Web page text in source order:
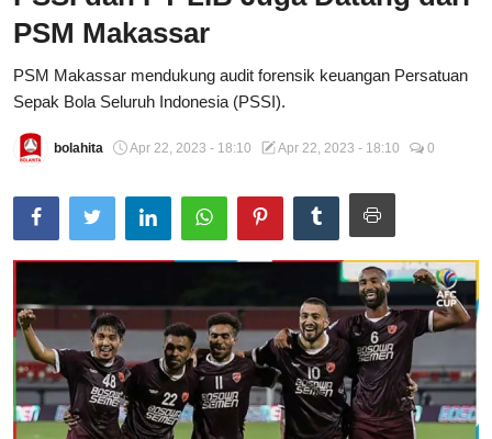
Total Sports
Contact
Pedoman Media Siber
PSM Makassar
PSM Makassar mendukung audit forensik keuangan Persatuan
Sepak Bola Seluruh Indonesia (PSSI).
bolahita Apr 22, 2023 - 18:10 Apr 22, 2023 - 18:10 0